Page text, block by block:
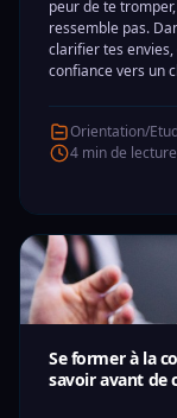
peur de te
ressemble pas.
clarifier tes
confiance vers un
Orientation/
4 min de lecture
Se former à la
savoir avant de